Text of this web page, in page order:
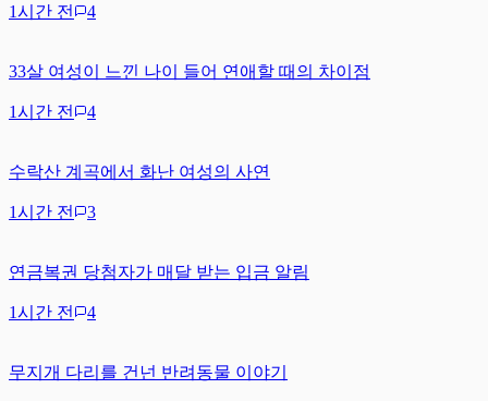
1시간 전 4
33살 여성이 느낀 나이 들어 연애할 때의 차이점
1시간 전 4
수락산 계곡에서 화난 여성의 사연
1시간 전 3
연금복권 당첨자가 매달 받는 입금 알림
1시간 전 4
무지개 다리를 건넌 반려동물 이야기